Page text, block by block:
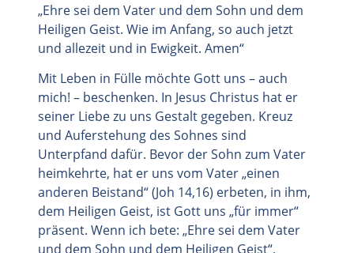
„Ehre sei dem Vater und dem Sohn und dem
Heiligen Geist. Wie im Anfang, so auch jetzt
und allezeit und in Ewigkeit. Amen“
Mit Leben in Fülle möchte Gott uns – auch
mich! – beschenken. In Jesus Christus hat er
seiner Liebe zu uns Gestalt gegeben. Kreuz
und Auferstehung des Sohnes sind
Unterpfand dafür. Bevor der Sohn zum Vater
heimkehrte, hat er uns vom Vater „einen
anderen Beistand“ (Joh 14,16) erbeten, in ihm,
dem Heiligen Geist, ist Gott uns „für immer“
präsent. Wenn ich bete: „Ehre sei dem Vater
und dem Sohn und dem Heiligen Geist“,